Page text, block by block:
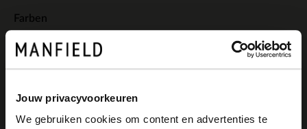
Jouw privacyvoorkeuren
We gebruiken cookies om content en advertenties te
Farben